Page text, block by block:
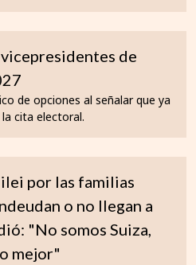
de
de opciones al señalar que ya
cita electoral.
por las familias
o no llegan a
"No somos Suiza,
mejor"